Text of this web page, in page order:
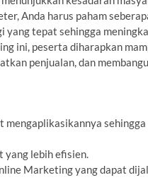
Anda harus paham
yang tepat sehingga
ini, peserta diharapkan
penjualan, dan
yang lebih efisien.
Marketing yang dapat